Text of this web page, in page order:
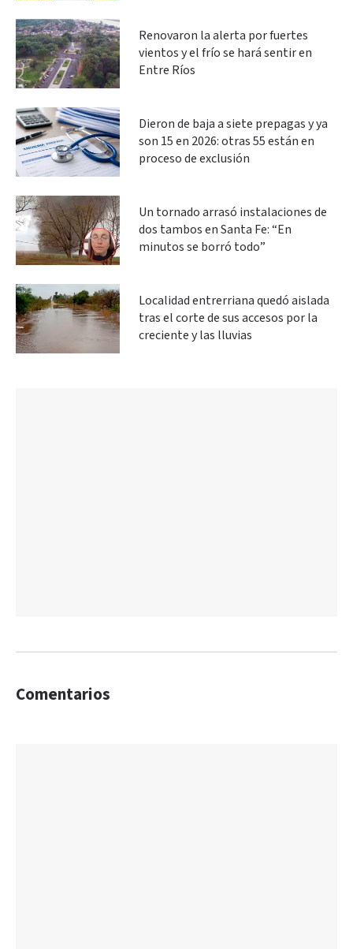
Renovaron la alerta por fuertes
vientos y el frío se hará sentir en
Entre Ríos
Dieron de baja a siete prepagas y ya
son 15 en 2026: otras 55 están en
proceso de exclusión
Un tornado arrasó instalaciones de
dos tambos en Santa Fe: “En
minutos se borró todo”
Localidad entrerriana quedó aislada
tras el corte de sus accesos por la
creciente y las lluvias
Comentarios